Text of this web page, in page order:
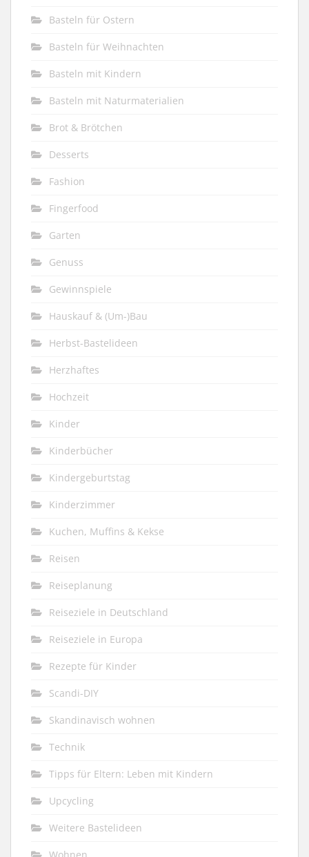
Basteln für Ostern
Basteln für Weihnachten
Basteln mit Kindern
Basteln mit Naturmaterialien
Brot & Brötchen
Desserts
Fashion
Fingerfood
Garten
Genuss
Gewinnspiele
Hauskauf & (Um-)Bau
Herbst-Bastelideen
Herzhaftes
Hochzeit
Kinder
Kinderbücher
Kindergeburtstag
Kinderzimmer
Kuchen, Muffins & Kekse
Reisen
Reiseplanung
Reiseziele in Deutschland
Reiseziele in Europa
Rezepte für Kinder
Scandi-DIY
Skandinavisch wohnen
Technik
Tipps für Eltern: Leben mit Kindern
Upcycling
Weitere Bastelideen